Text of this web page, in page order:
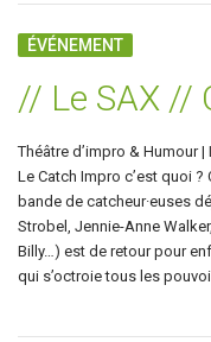
ÉVÉNEMENT
// Le SAX //
Théâtre d’impro & Humour
Le Catch Impro c’est quoi ?
bande de catcheur·euses
Strobel, Jennie-Anne
Billy…) est de retour pour
qui s’octroie tous les